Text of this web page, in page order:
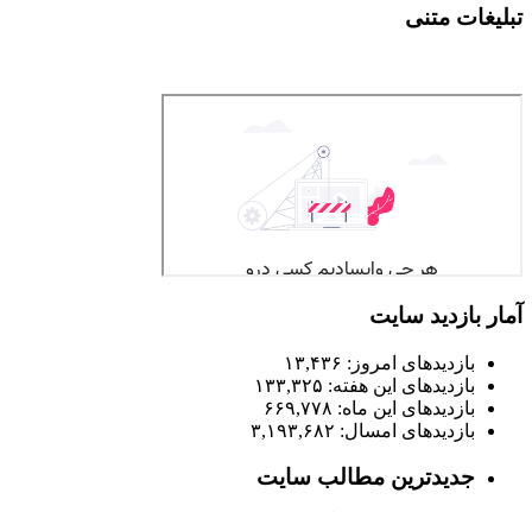
تبلیغات متنی
آمار بازدید سایت
بازدیدهای امروز: ۱۳,۴۳۶
بازدیدهای این هفته: ۱۳۳,۳۲۵
بازدیدهای این ماه: ۶۶۹,۷۷۸
بازدیدهای امسال: ۳,۱۹۳,۶۸۲
جدیدترین مطالب سایت